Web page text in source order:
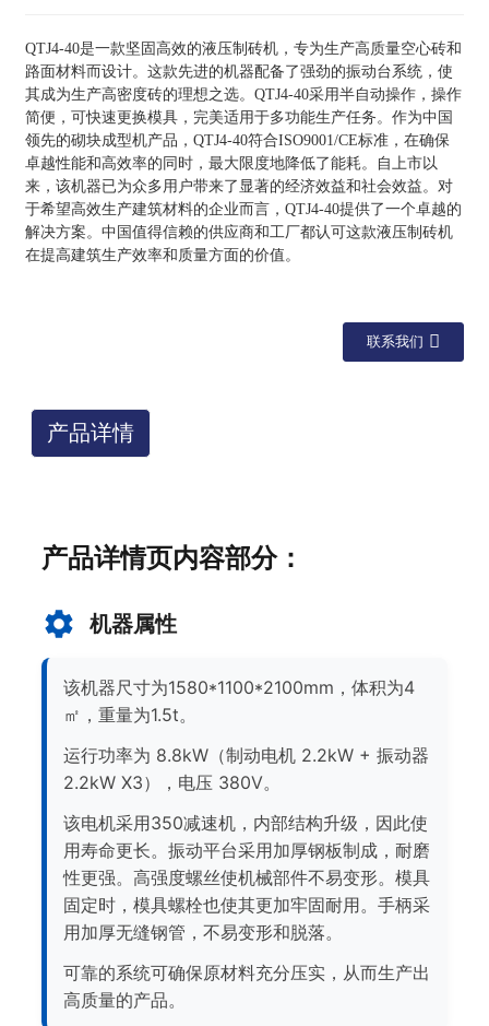
QTJ4-40是一款坚固高效的液压制砖机，专为生产高质量空心砖和
路面材料而设计。这款先进的机器配备了强劲的振动台系统，使
其成为生产高密度砖的理想之选。QTJ4-40采用半自动操作，操作
简便，可快速更换模具，完美适用于多功能生产任务。作为中国
领先的砌块成型机产品，QTJ4-40符合ISO9001/CE标准，在确保
卓越性能和高效率的同时，最大限度地降低了能耗。自上市以
来，该机器已为众多用户带来了显著的经济效益和社会效益。对
于希望高效生产建筑材料的企业而言，QTJ4-40提供了一个卓越的
解决方案。中国值得信赖的供应商和工厂都认可这款液压制砖机
在提高建筑生产效率和质量方面的价值。
联系我们
产品详情
产品详情页内容部分：
机器属性
该机器尺寸为1580*1100*2100mm，体积为4
㎡，重量为1.5t。
运行功率为 8.8kW（制动电机 2.2kW + 振动器
2.2kW X3），电压 380V。
该电机采用350减速机，内部结构升级，因此使
用寿命更长。振动平台采用加厚钢板制成，耐磨
性更强。高强度螺丝使机械部件不易变形。模具
固定时，模具螺栓也使其更加牢固耐用。手柄采
用加厚无缝钢管，不易变形和脱落。
可靠的系统可确保原材料充分压实，从而生产出
高质量的产品。